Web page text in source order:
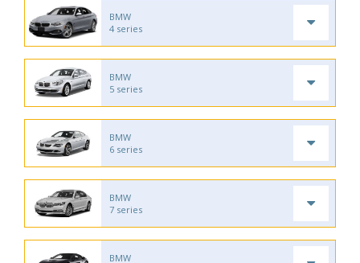
BMW
4 series
BMW
5 series
BMW
6 series
BMW
7 series
BMW